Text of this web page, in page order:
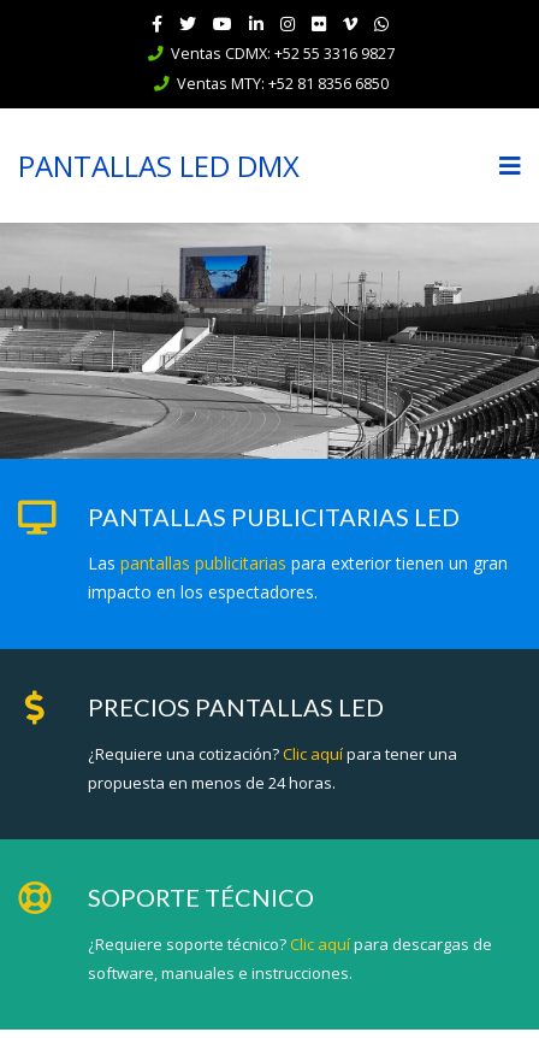
Ventas CDMX: +52 55 3316 9827
Ventas MTY: +52 81 8356 6850
PANTALLAS LED DMX
PANTALLAS PUBLICITARIAS LED
Las pantallas publicitarias para exterior tienen un gran
impacto en los espectadores.
PRECIOS PANTALLAS LED
¿Requiere una cotización?Clic aquípara tener una
propuesta en menos de 24 horas.
SOPORTE TÉCNICO
¿Requiere soporte técnico?Clic aquípara descargas de
software, manuales e instrucciones.